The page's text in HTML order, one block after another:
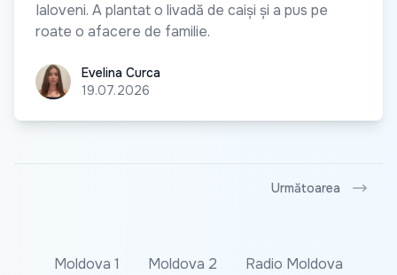
Ialoveni. A plantat o livadă de caiși și a pus pe
roate o afacere de familie.
Evelina CurcaEvelina Curca
19.07.2026
Următoarea
Moldova 1 Moldova 2
Radio Moldova